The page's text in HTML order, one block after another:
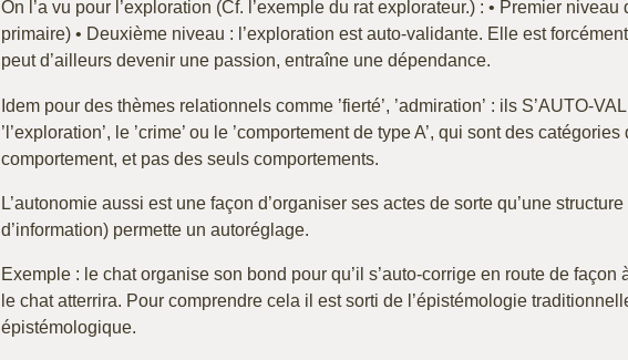
On l’a vu pour l’exploration (Cf. l’exemple du rat explorateur.) : • Premier
primaire) • Deuxième niveau : l’exploration est auto-validante. Elle est
peut d’ailleurs devenir une passion, entraîne une dépendance.
Idem pour des thèmes relationnels comme ’fierté’, ’admiration’ : ils S’AUTO-
’l’exploration’, le ’crime’ ou le ’comportement de type A’, qui sont des
comportement, et pas des seuls comportements.
L’autonomie aussi est une façon d’organiser ses actes de sorte qu’une
d’information) permette un autoréglage.
Exemple : le chat organise son bond pour qu’il s’auto-corrige en route de
le chat atterrira. Pour comprendre cela il est sorti de l’épistémologie
épistémologique.